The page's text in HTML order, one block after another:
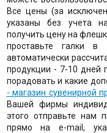
Все цены (за
указаны без учета
получить цену на
проставьте галки в
автоматически
продукции - 7-10
порадовать и какие
- магазин сувенирной
Вашей фирмы
этого отправьте нам
прямо на e-mail,